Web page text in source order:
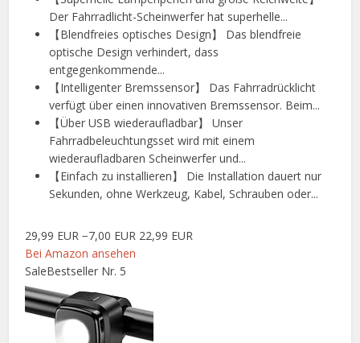
Der Fahrradlicht-Scheinwerfer hat superhelle...
【Blendfreies optisches Design】 Das blendfreie
optische Design verhindert, dass
entgegenkommende...
【Intelligenter Bremssensor】 Das Fahrradrücklicht
verfügt über einen innovativen Bremssensor. Beim...
【Über USB wiederaufladbar】 Unser
Fahrradbeleuchtungsset wird mit einem
wiederaufladbaren Scheinwerfer und...
【Einfach zu installieren】 Die Installation dauert nur
Sekunden, ohne Werkzeug, Kabel, Schrauben oder...
29,99 EUR −7,00 EUR 22,99 EUR
Bei Amazon ansehen
SaleBestseller Nr. 5